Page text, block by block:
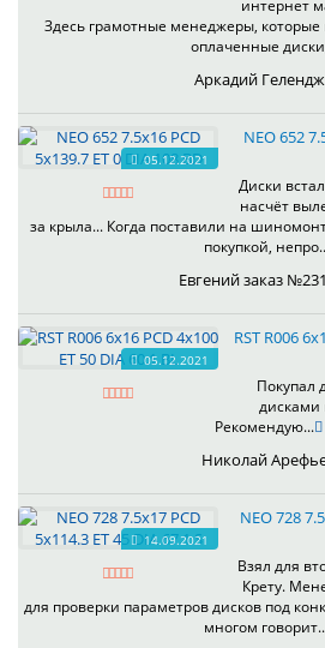
интернет
Здесь грамотные менеджеры, которые
оплаченные
Аркадий
05.12.2021
NEO 652
Диски
насчёт
за крыла... Когда поставили на
покупкой, непро..
Евгений заказ
05.12.2021
RST R006
Покупал
дисками
Рекомендую...
Николай
14.09.2021
NEO 728
Взял для
Крету.
для проверки параметров дисков под
многом говорит..